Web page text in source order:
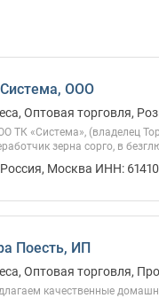
ООО
Оптовая торговля,
ТК «Система», (владелец
зерна сорго, в
Россия, Москва ИНН:
Поесть, ИП
Оптовая торговля,
качественные